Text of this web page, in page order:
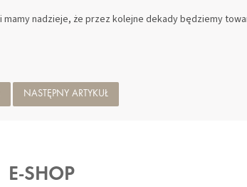
nadzieje, że przez kolejne dekady będziemy
NASTĘPNY ARTYKUŁ
E-SHOP